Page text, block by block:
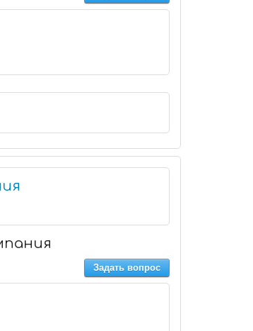
Задать вопрос